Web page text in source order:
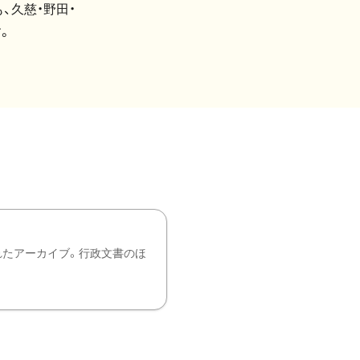
慈・野田・
アーカイブ。行政文書のほ